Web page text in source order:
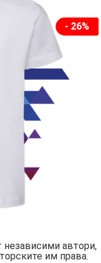
- 26%
независими автори,
им права.